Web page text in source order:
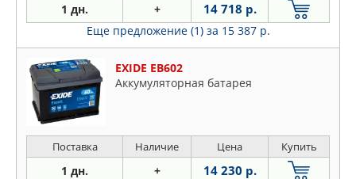
1 дн. + 14 718 р.
Еще предложение (1) за 15 387 р.
EXIDE EB602
Аккумуляторная батарея
Поставка Наличие Цена Купить
1 дн. + 14 230 р.